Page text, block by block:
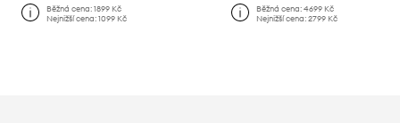
Běžná cena:1899 Kč
Nejnižší cena:1099 Kč
Běžná cena: 4699 Kč
Nejnižší cena: 2799 Kč